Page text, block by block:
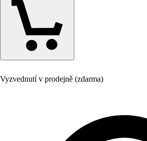
Vyzvednutí v prodejně (zdarma)